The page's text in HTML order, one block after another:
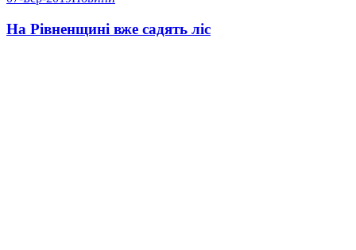
На Рівненщині вже садять ліс